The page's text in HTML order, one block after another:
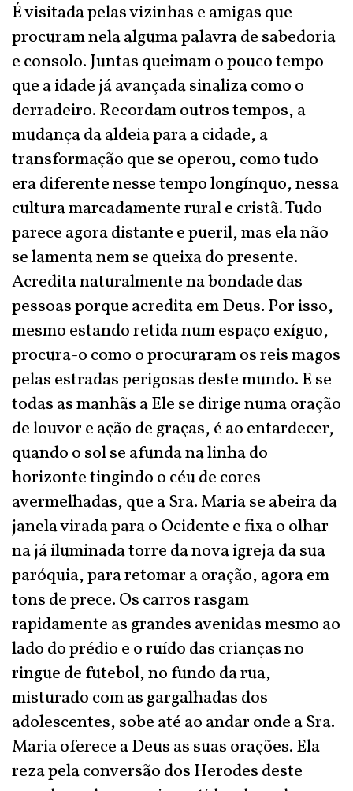
É visitada pelas vizinhas e amigas que
procuram nela alguma palavra de sabedoria
e consolo. Juntas queimam o pouco tempo
que a idade já avançada sinaliza como o
derradeiro. Recordam outros tempos, a
mudança da aldeia para a cidade, a
transformação que se operou, como tudo
era diferente nesse tempo longínquo, nessa
cultura marcadamente rural e cristã. Tudo
parece agora distante e pueril, mas ela não
se lamenta nem se queixa do presente.
Acredita naturalmente na bondade das
pessoas porque acredita em Deus. Por isso,
mesmo estando retida num espaço exíguo,
procura-o como o procuraram os reis magos
pelas estradas perigosas deste mundo. E se
todas as manhãs a Ele se dirige numa oração
de louvor e ação de graças, é ao entardecer,
quando o sol se afunda na linha do
horizonte tingindo o céu de cores
avermelhadas, que a Sra. Maria se abeira da
janela virada para o Ocidente e fixa o olhar
na já iluminada torre da nova igreja da sua
paróquia, para retomar a oração, agora em
tons de prece. Os carros rasgam
rapidamente as grandes avenidas mesmo ao
lado do prédio e o ruído das crianças no
ringue de futebol, no fundo da rua,
misturado com as gargalhadas dos
adolescentes, sobe até ao andar onde a Sra.
Maria oferece a Deus as suas orações. Ela
reza pela conversão dos Herodes deste